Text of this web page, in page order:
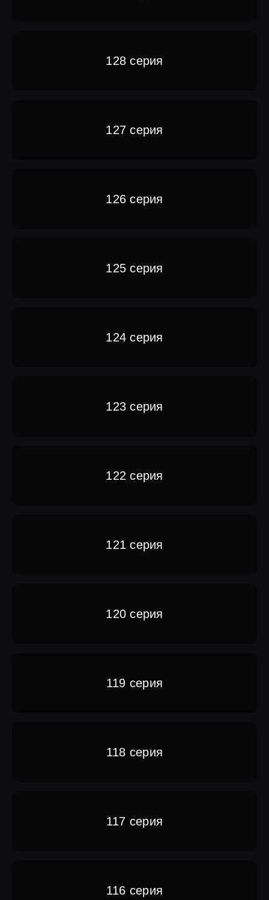
128 серия
127 серия
126 серия
125 серия
124 серия
123 серия
122 серия
121 серия
120 серия
119 серия
118 серия
117 серия
116 серия